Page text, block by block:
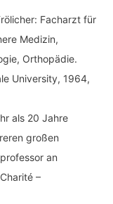
Facharzt für
Medizin,
Orthopädie.
University, 1964,
als 20 Jahre
großen
an
–